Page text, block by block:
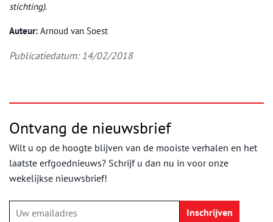
stichting).
Auteur: Arnoud van Soest
Publicatiedatum: 14/02/2018
Ontvang de nieuwsbrief
Wilt u op de hoogte blijven van de mooiste verhalen en het
laatste erfgoednieuws? Schrijf u dan nu in voor onze
wekelijkse nieuwsbrief!